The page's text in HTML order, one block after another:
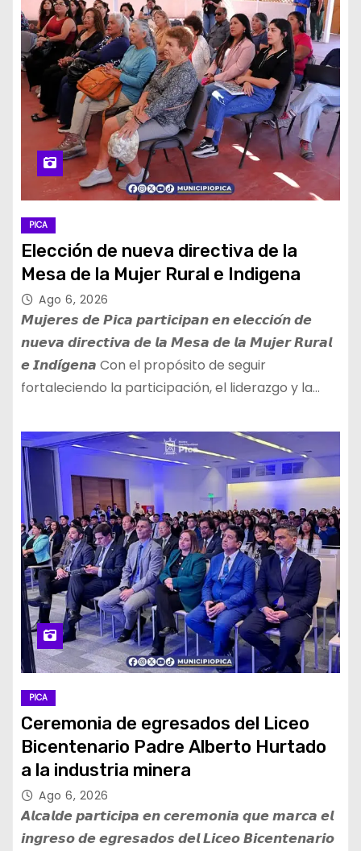
PICA
Elección de nueva directiva de la
Mesa de la Mujer Rural e Indigena
Ago 6, 2026
𝙈𝙪𝙟𝙚𝙧𝙚𝙨 𝙙𝙚 𝙋𝙞𝙘𝙖 𝙥𝙖𝙧𝙩𝙞𝙘𝙞𝙥𝙖𝙣 𝙚𝙣 𝙚𝙡𝙚𝙘𝙘𝙞𝙤́𝙣 𝙙𝙚
𝙣𝙪𝙚𝙫𝙖 𝙙𝙞𝙧𝙚𝙘𝙩𝙞𝙫𝙖 𝙙𝙚 𝙡𝙖 𝙈𝙚𝙨𝙖 𝙙𝙚 𝙡𝙖 𝙈𝙪𝙟𝙚𝙧 𝙍𝙪𝙧𝙖𝙡
𝙚 𝙄𝙣𝙙𝙞́𝙜𝙚𝙣𝙖 Con el propósito de seguir
fortaleciendo la participación, el liderazgo y la…
PICA
Ceremonia de egresados del Liceo
Bicentenario Padre Alberto Hurtado
a la industria minera
Ago 6, 2026
𝘼𝙡𝙘𝙖𝙡𝙙𝙚 𝙥𝙖𝙧𝙩𝙞𝙘𝙞𝙥𝙖 𝙚𝙣 𝙘𝙚𝙧𝙚𝙢𝙤𝙣𝙞𝙖 𝙦𝙪𝙚 𝙢𝙖𝙧𝙘𝙖 𝙚𝙡
𝙞𝙣𝙜𝙧𝙚𝙨𝙤 𝙙𝙚 𝙚𝙜𝙧𝙚𝙨𝙖𝙙𝙤𝙨 𝙙𝙚𝙡 𝙇𝙞𝙘𝙚𝙤 𝘽𝙞𝙘𝙚𝙣𝙩𝙚𝙣𝙖𝙧𝙞𝙤